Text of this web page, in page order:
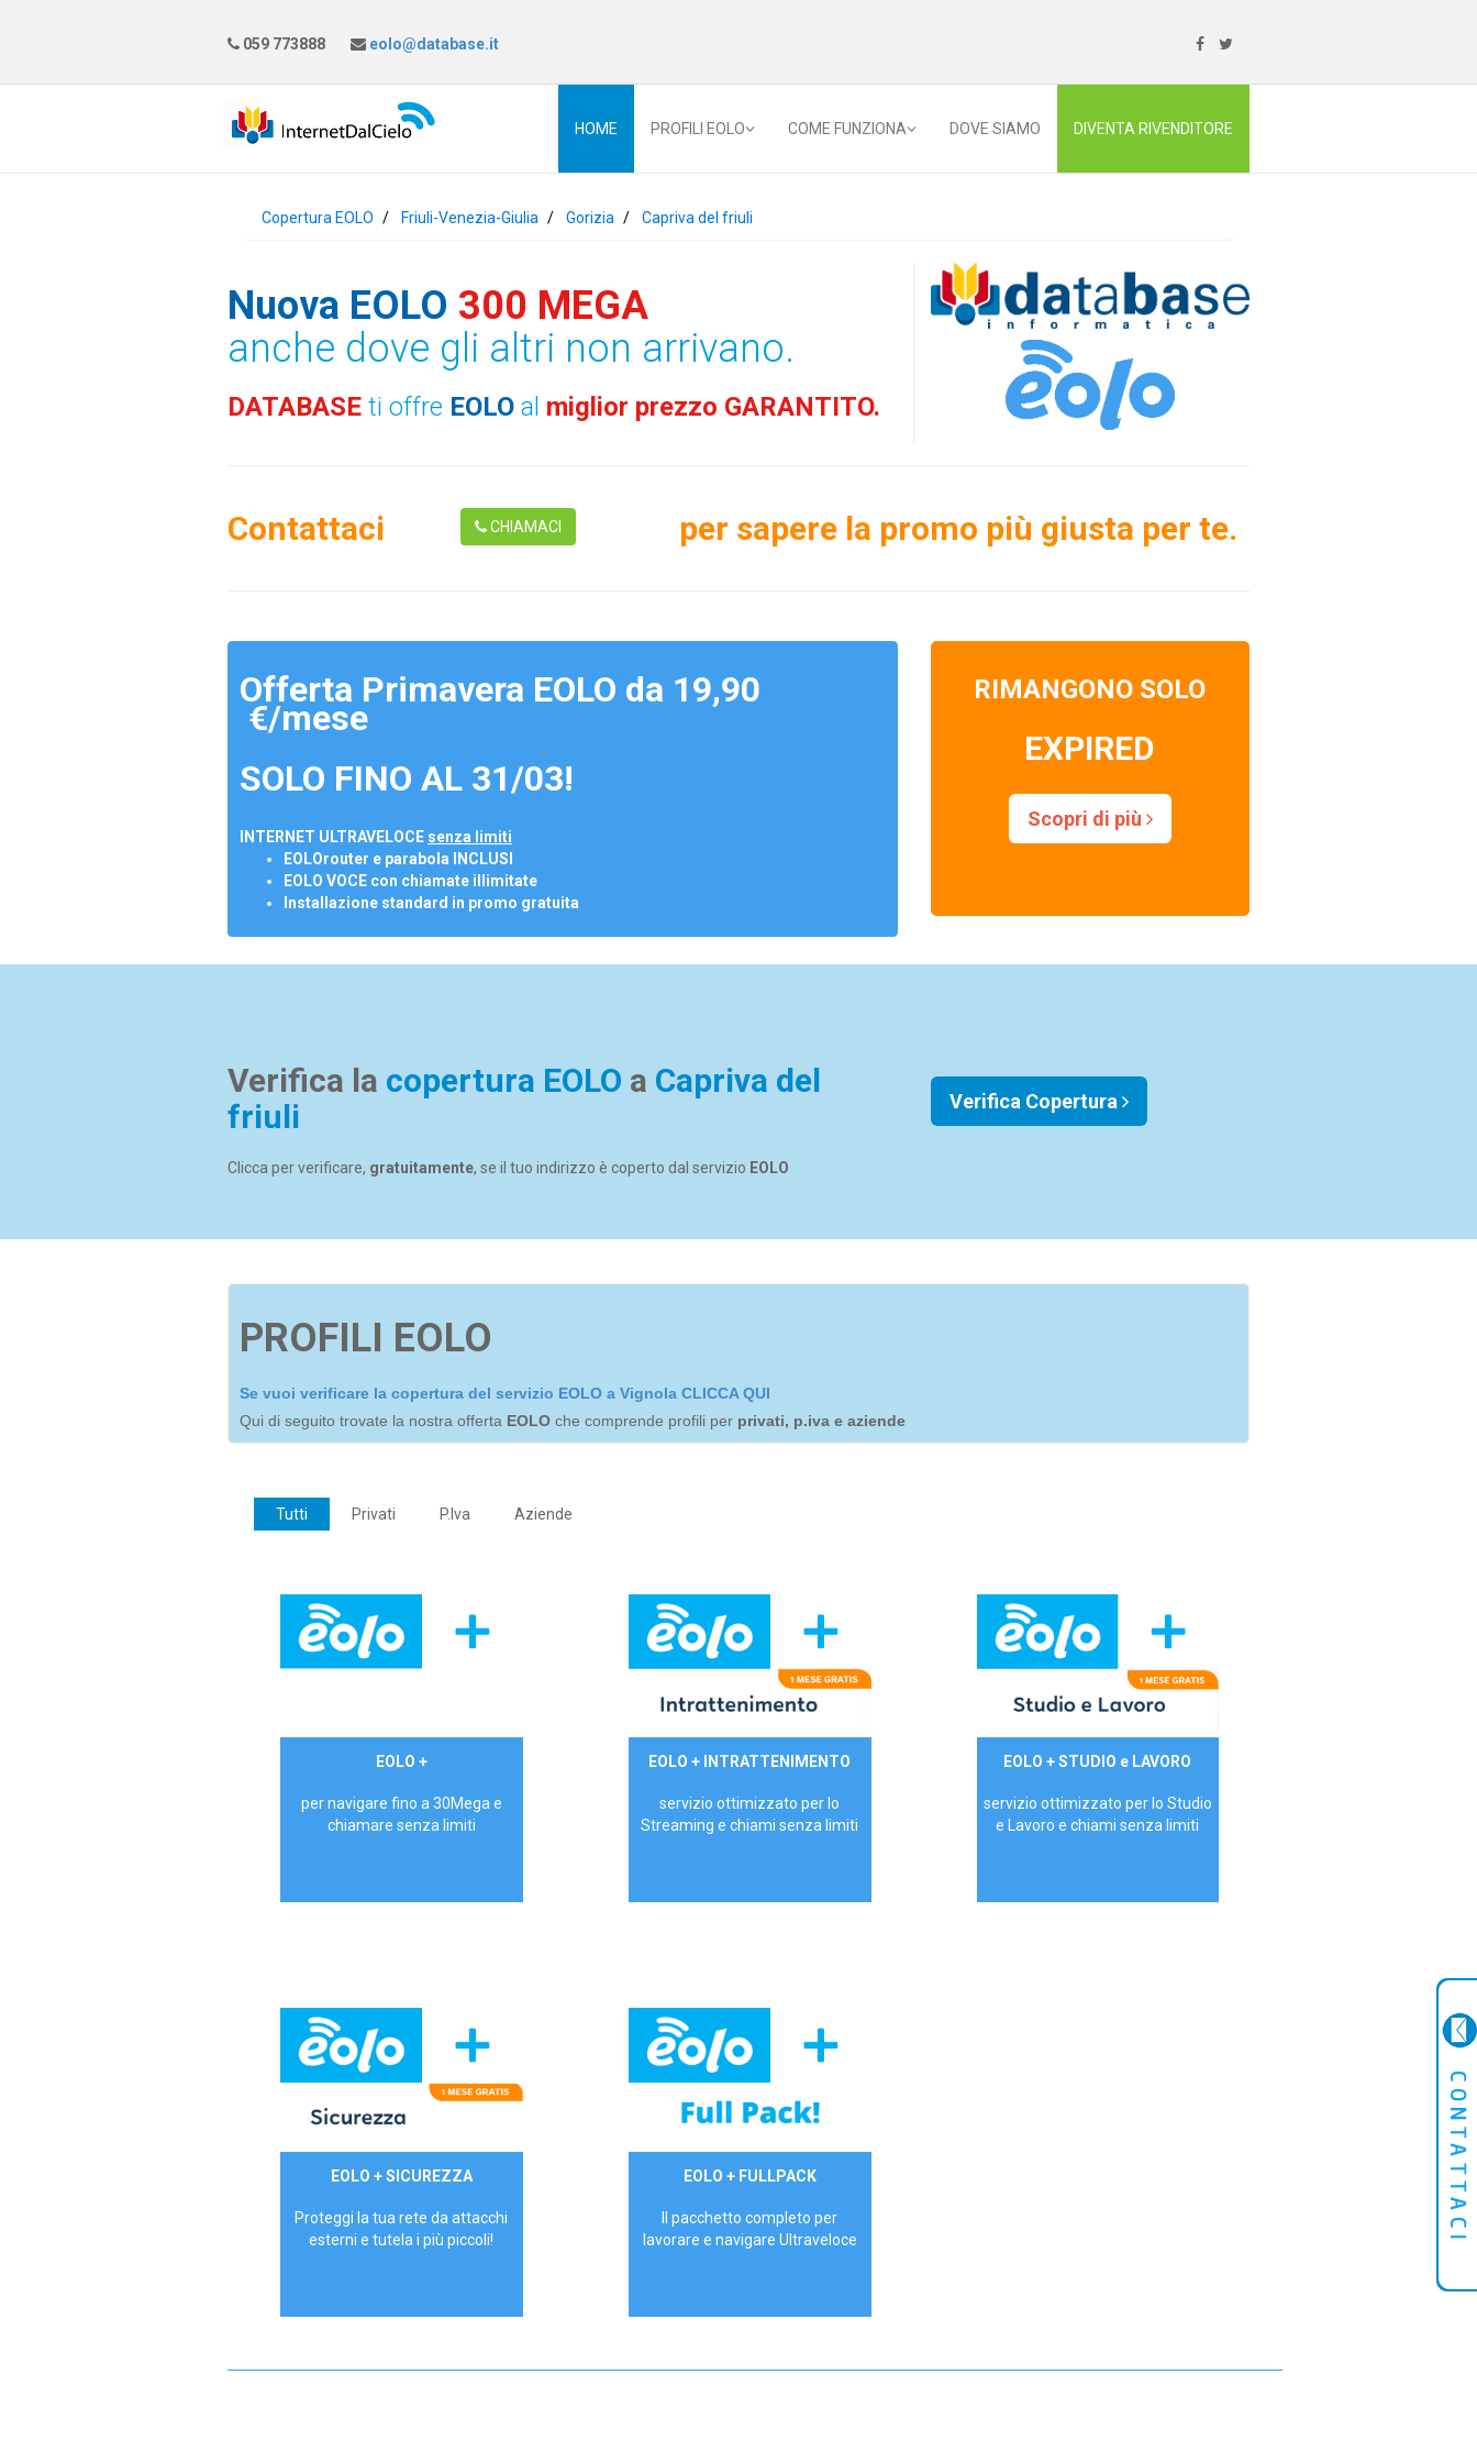
059 773888 eolo@database.it
HOME PROFILI EOLO COME FUNZIONA DOVE SIAMO DIVENTA RIVENDITORE
Copertura EOLO Friuli-Venezia-Giulia Gorizia Capriva del friuli
Nuova EOLO 300 MEGA
anche dove gli altri non arrivano.
DATABASE ti offre EOLO al miglior prezzo GARANTITO.
Contattaci CHIAMACI per sapere la promo più giusta per te.
Offerta Primavera EOLO da 19,90
€/mese
SOLO FINO AL 31/03!
INTERNET ULTRAVELOCE senza limiti
EOLOrouter e parabola INCLUSI
EOLO VOCE con chiamate illimitate
Installazione standard in promo gratuita
RIMANGONO SOLO
EXPIRED
Scopri di più
Verifica la copertura EOLO a Capriva del
friuli
Clicca per verificare, gratuitamente, se il tuo indirizzo è coperto dal servizio EOLO
Verifica Copertura
PROFILI EOLO
Se vuoi verificare la copertura del servizio EOLO a Vignola CLICCA QUI
Qui di seguito trovate la nostra offerta EOLO che comprende profili per privati, p.iva e aziende
Tutti Privati P.Iva Aziende
€ 24,90/meseEOLO +
per navigare fino a 30Mega e
chiamare senza limiti
29,90€/mese
EOLO + INTRATTENIMENTO
servizio ottimizzato per lo
Streaming e chiami senza limiti
29,90€/mese
EOLO + STUDIO e LAVORO
servizio ottimizzato per lo Studio
e Lavoro e chiami senza limiti
29,90€/mese
EOLO + SICUREZZA
Proteggi la tua rete da attacchi
esterni e tutela i più piccoli!
34,90 €/meseEOLO + FULLPACK
Il pacchetto completo per
lavorare e navigare Ultraveloce